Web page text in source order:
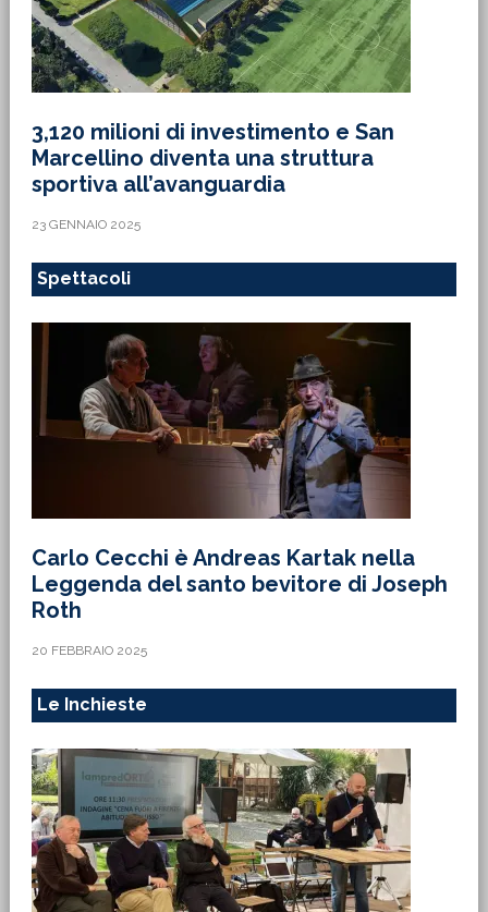
3,120 milioni di investimento e San
Marcellino diventa una struttura
sportiva all’avanguardia
23 GENNAIO 2025
Spettacoli
Carlo Cecchi è Andreas Kartak nella
Leggenda del santo bevitore di Joseph
Roth
20 FEBBRAIO 2025
Le Inchieste